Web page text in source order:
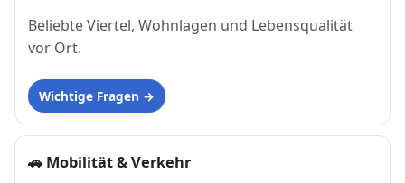
Beliebte Viertel, Wohnlagen und Lebensqualität
vor Ort.
Wichtige Fragen
🚗 Mobilität & Verkehr